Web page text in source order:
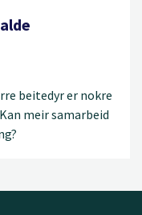
beitedyr er nokre
meir samarbeid